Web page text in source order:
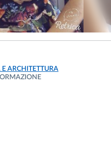
ARCHITETTURA